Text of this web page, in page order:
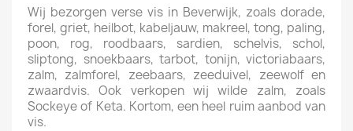
Wij bezorgen verse vis in Beverwijk, zoals dorade,
forel, griet, heilbot, kabeljauw, makreel, tong, paling,
poon, rog, roodbaars, sardien, schelvis, schol,
sliptong, snoekbaars, tarbot, tonijn, victoriabaars,
zalm, zalmforel, zeebaars, zeeduivel, zeewolf en
zwaardvis. Ook verkopen wij wilde zalm, zoals
Sockeye of Keta. Kortom, een heel ruim aanbod van
vis.